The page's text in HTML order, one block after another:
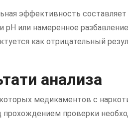
эффективность
или намеренное
как отрицательный
анализа
медикаментов с
прохождением проверки